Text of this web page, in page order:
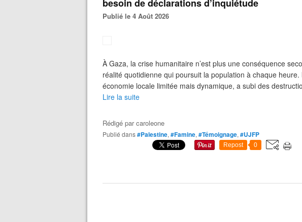
besoin de déclarations d’inquiétude
Publié le 4 Août 2026
À Gaza, la crise humanitaire n’est plus une conséquence
réalité quotidienne qui poursuit la population à chaque
économie locale limitée mais dynamique, a subi des
Lire la suite
Rédigé parcaroleone
Publié dans#Palestine, #Famine, #Témoignage, #UJFP
Repost 0